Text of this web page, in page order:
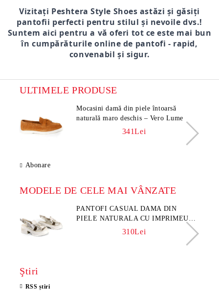
Vizitați Peshtera Style Shoes astăzi și găsiți
pantofii perfecti pentru stilul și nevoile dvs.!
Suntem aici pentru a vă oferi tot ce este mai bun
în cumpărăturile online de pantofi - rapid,
convenabil și sigur.
ULTIMELE PRODUSE
Mocasini damă din piele întoarsă
naturală maro deschis – Vero Lume
341Lei
Abonare
MODELE DE CELE MAI VÂNZATE
PANTOFI CASUAL DAMA DIN
PIELE NATURALA CU IMPRIMEU
FLORAL - MODEL LUNA
310Lei
Ştiri
RSS știri